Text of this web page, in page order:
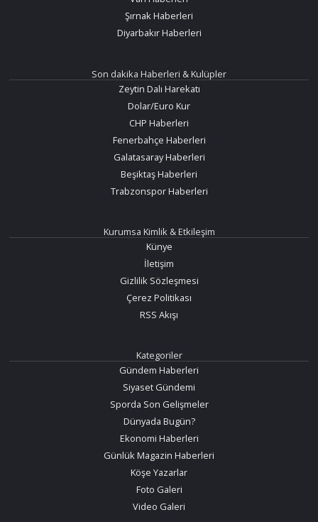
Şırnak Haberleri
Diyarbakır Haberleri
Son dakika Haberleri & Kulüpler
Zeytin Dalı Harekatı
Dolar/Euro Kur
CHP Haberleri
Fenerbahçe Haberleri
Galatasaray Haberleri
Beşiktaş Haberleri
Trabzonspor Haberleri
Kurumsa Kimlik & Etkileşim
Künye
İletişim
Gizlilik Sözleşmesi
Çerez Politikası
RSS Akışı
Kategoriler
Gündem Haberleri
Siyaset Gündemi
Sporda Son Gelişmeler
Dünyada Bugün?
Ekonomi Haberleri
Günlük Magazin Haberleri
Köşe Yazarlar
Foto Galeri
Video Galeri